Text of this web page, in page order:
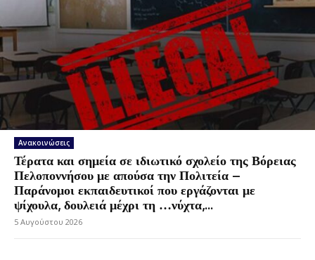
Ανακοινώσεις
Τέρατα και σημεία σε ιδιωτικό σχολείο της Βόρειας
Πελοποννήσου με απούσα την Πολιτεία –
Παράνομοι εκπαιδευτικοί που εργάζονται με
ψίχουλα, δουλειά μέχρι τη …νύχτα,...
5 Αυγούστου 2026